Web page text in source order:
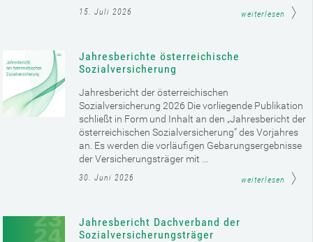
15. Juli 2026 weiterlesen
Jahresberichte österreichische
Sozialversicherung
Jahresbericht der österreichischen
Sozialversicherung 2026 Die vorliegende Publikation
schließt in Form und Inhalt an den „Jahresbericht der
österreichischen Sozialversicherung“ des Vorjahres
an. Es werden die vorläufigen Gebarungsergebnisse
der Versicherungsträger mit ...
30. Juni 2026 weiterlesen
Jahresbericht Dachverband der
Sozialversicherungsträger